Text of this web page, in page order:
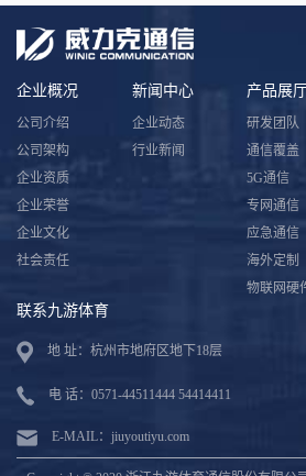
企业概况
公司介绍
公司架构
企业资质
企业荣誉
企业文化
社会责任
新闻中心
企业动态
行业新闻
产品展厅
研发团队
通信覆盖
5G通信
专网通信
应急通信
海外定制
物联网硬
联系九游体育
地 址：杭州市地府区地下18层
电 话：0571-44511444 54414411
E-MAIL：jiuyoutiyu.com